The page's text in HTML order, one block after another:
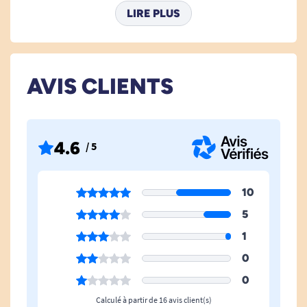
Oui
LIRE PLUS
AVIS CLIENTS
4.6 / 5
10
5
1
0
0
Calculé à partir de 16 avis client(s)